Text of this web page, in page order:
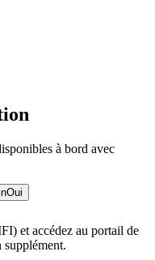
à bord avec
et accédez au portail de